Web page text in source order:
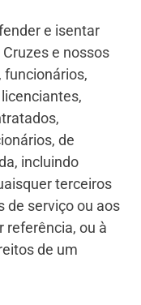
e isentar
e nossos
funcionários,
de
incluindo
terceiros
de serviço ou aos
referência, ou à
de um